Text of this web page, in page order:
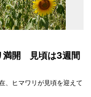
満開 見頃は3週間
、ヒマワリが見頃を迎えて